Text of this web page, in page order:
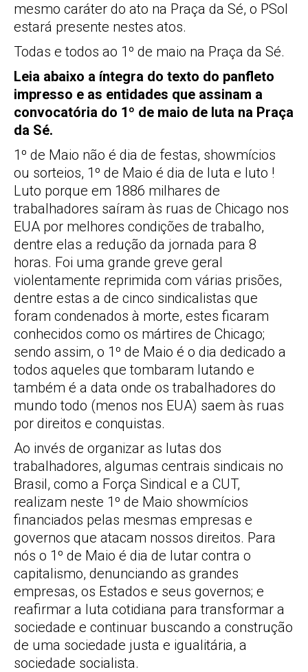
mesmo caráter do ato na Praça da Sé, o PSol
estará presente nestes atos.
Todas e todos ao 1º de maio na Praça da Sé.
Leia abaixo a íntegra do texto do panfleto
impresso e as entidades que assinam a
convocatória do 1º de maio de luta na Praça
da Sé.
1º de Maio não é dia de festas, showmícios
ou sorteios, 1º de Maio é dia de luta e luto !
Luto porque em 1886 milhares de
trabalhadores saíram às ruas de Chicago nos
EUA por melhores condições de trabalho,
dentre elas a redução da jornada para 8
horas. Foi uma grande greve geral
violentamente reprimida com várias prisões,
dentre estas a de cinco sindicalistas que
foram condenados à morte, estes ficaram
conhecidos como os mártires de Chicago;
sendo assim, o 1º de Maio é o dia dedicado a
todos aqueles que tombaram lutando e
também é a data onde os trabalhadores do
mundo todo (menos nos EUA) saem às ruas
por direitos e conquistas.
Ao invés de organizar as lutas dos
trabalhadores, algumas centrais sindicais no
Brasil, como a Força Sindical e a CUT,
realizam neste 1º de Maio showmícios
financiados pelas mesmas empresas e
governos que atacam nossos direitos. Para
nós o 1º de Maio é dia de lutar contra o
capitalismo, denunciando as grandes
empresas, os Estados e seus governos; e
reafirmar a luta cotidiana para transformar a
sociedade e continuar buscando a construção
de uma sociedade justa e igualitária, a
sociedade socialista.